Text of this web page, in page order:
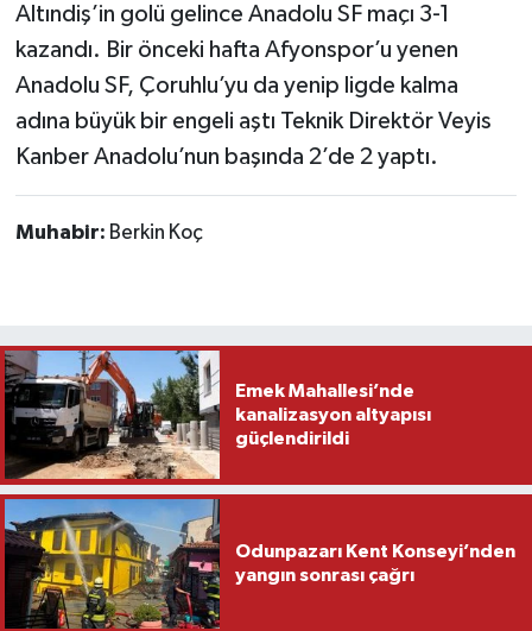
Altındiş’in golü gelince Anadolu SF maçı 3-1
kazandı. Bir önceki hafta Afyonspor’u yenen
Anadolu SF, Çoruhlu’yu da yenip ligde kalma
adına büyük bir engeli aştı Teknik Direktör Veyis
Kanber Anadolu’nun başında 2’de 2 yaptı.
Muhabir: Berkin Koç
Emek Mahallesi’nde
kanalizasyon altyapısı
güçlendirildi
Odunpazarı Kent Konseyi’nden
yangın sonrası çağrı